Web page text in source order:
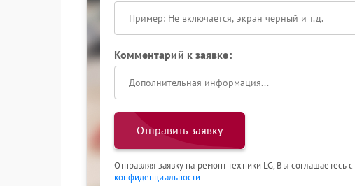
Комментарий к заявке:
Отправить заявку
Отправляя заявку на ремонт техники LG, Вы соглашаетесь с
конфиденциальности